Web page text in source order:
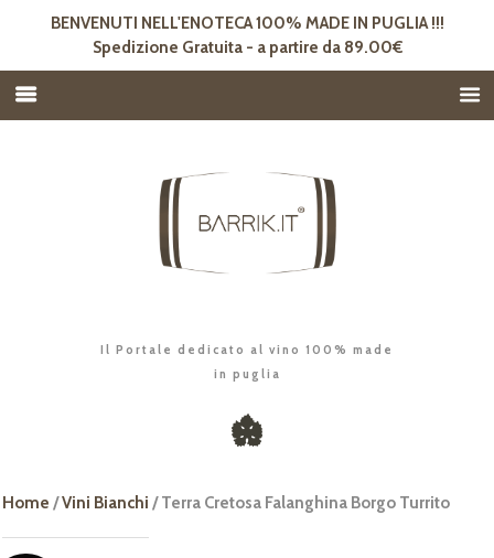
BENVENUTI NELL'ENOTECA 100% MADE IN PUGLIA !!!
Spedizione Gratuita - a partire da 89.00€
Il Portale dedicato al vino 100% made
in puglia
Home /Vini Bianchi / Terra Cretosa Falanghina Borgo Turrito